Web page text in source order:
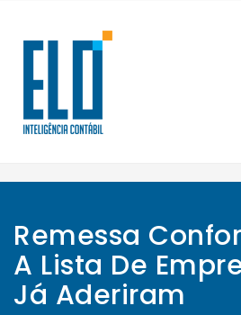
content
Remessa
A Lista De
Já Aderiram